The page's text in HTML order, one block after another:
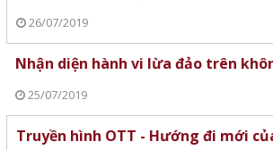
26/07/2019
Nhận diện hành vi lừa đảo trên
25/07/2019
Truyền hình OTT - Hướng đi mới